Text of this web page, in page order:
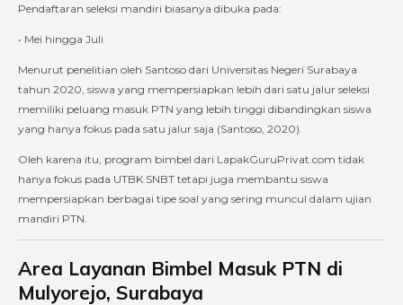
Pendaftaran seleksi mandiri biasanya dibuka pada:
• Mei hingga Juli
Menurut penelitian oleh Santoso dari Universitas Negeri Surabaya
tahun 2020, siswa yang mempersiapkan lebih dari satu jalur seleksi
memiliki peluang masuk PTN yang lebih tinggi dibandingkan siswa
yang hanya fokus pada satu jalur saja (Santoso, 2020).
Oleh karena itu, program bimbel dari LapakGuruPrivat.com tidak
hanya fokus pada UTBK SNBT tetapi juga membantu siswa
mempersiapkan berbagai tipe soal yang sering muncul dalam ujian
mandiri PTN.
Area Layanan Bimbel Masuk PTN di
Mulyorejo, Surabaya